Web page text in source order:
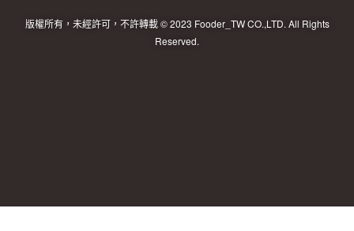
版權所有，未經許可，不許轉載 © 2023 Fooder_TW CO.,LTD. All Rights
Reserved.